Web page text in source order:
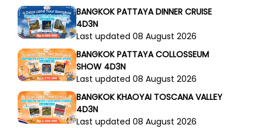
BANGKOK PATTAYA DINNER CRUISE
4D3N
Last updated 08 August 2026
BANGKOK PATTAYA COLLOSSEUM
SHOW 4D3N
Last updated 08 August 2026
BANGKOK KHAOYAI TOSCANA VALLEY
4D3N
Last updated 08 August 2026